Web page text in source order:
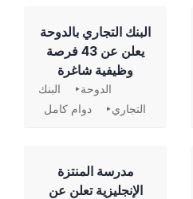
‏البنك التجاري بالدوحة
يعلن عن 43 فرصة
وظيفية شاغرة
الدوحة
البنك
التجاري
دوام كامل
مدرسة المنتزة
الإنجليزية تعلن عن